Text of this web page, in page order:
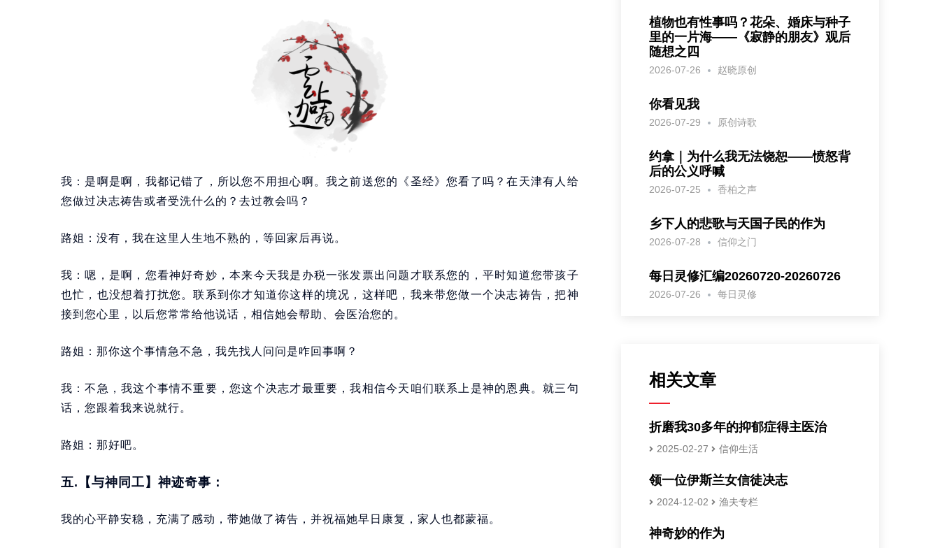
我：是啊是啊，我都记错了，所以您不用担心啊。我之前送您的《圣经》您看了吗？在天津有人给
您做过决志祷告或者受洗什么的？去过教会吗？
路姐：没有，我在这里人生地不熟的，等回家后再说。
我：嗯，是啊，您看神好奇妙，本来今天我是办税一张发票出问题才联系您的，平时知道您带孩子
也忙，也没想着打扰您。联系到你才知道你这样的境况，这样吧，我来带您做一个决志祷告，把神
接到您心里，以后您常常给他说话，相信她会帮助、会医治您的。
路姐：那你这个事情急不急，我先找人问问是咋回事啊？
我：不急，我这个事情不重要，您这个决志才最重要，我相信今天咱们联系上是神的恩典。就三句
话，您跟着我来说就行。
路姐：那好吧。
五.【与神同工】神迹奇事：
我的心平静安稳，充满了感动，带她做了祷告，并祝福她早日康复，家人也都蒙福。
植物也有性事吗？花朵、婚床与种子
里的一片海——《寂静的朋友》观后
随想之四
2026-07-26 赵晓原创
你看见我
2026-07-29 原创诗歌
约拿｜为什么我无法饶恕——愤怒背
后的公义呼喊
2026-07-25 香柏之声
乡下人的悲歌与天国子民的作为
2026-07-28 信仰之门
每日灵修汇编20260720-20260726
2026-07-26 每日灵修
相关文章
折磨我30多年的抑郁症得主医治
2025-02-27 信仰生活
领一位伊斯兰女信徒决志
2024-12-02 渔夫专栏
神奇妙的作为